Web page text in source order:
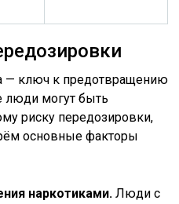
— ключ к предотвращению
люди могут быть
риску передозировки,
основные факторы
наркотиками. Люди с